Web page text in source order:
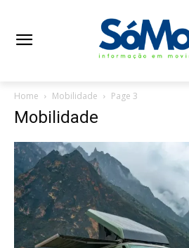
Home Mobilidade Page 3
Mobilidade